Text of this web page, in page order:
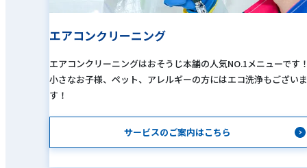
エアコンクリーニング
エアコンクリーニングはおそうじ本舗の人気NO.1メニューです
小さなお子様、ペット、アレルギーの方にはエコ洗浄もございま
す！
サービスのご案内はこちら